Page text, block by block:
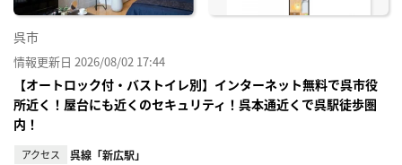
呉市
情報更新日 2026/08/02 17:44
【オートロック付・バストイレ別】インターネット無料で呉市役
所近く！屋台にも近くのセキュリティ！呉本通近くで呉駅徒歩圏
内！
アクセス 呉線「新広駅」